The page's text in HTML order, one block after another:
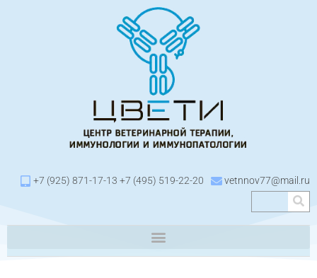
+7 (925) 871-17-13 +7 (495) 519-22-20 vetnnov77@mail.ru